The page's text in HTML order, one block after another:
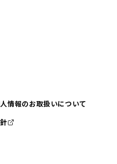
情報のお取扱いについて